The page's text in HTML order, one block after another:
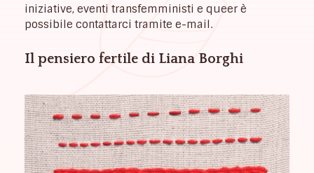
iniziative, eventi transfemministi e queer è
possibile contattarci tramite e-mail.
Il pensiero fertile di Liana Borghi